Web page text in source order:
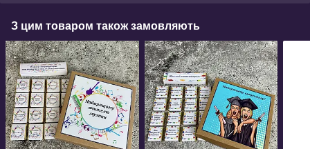
З цим товаром також замовляють